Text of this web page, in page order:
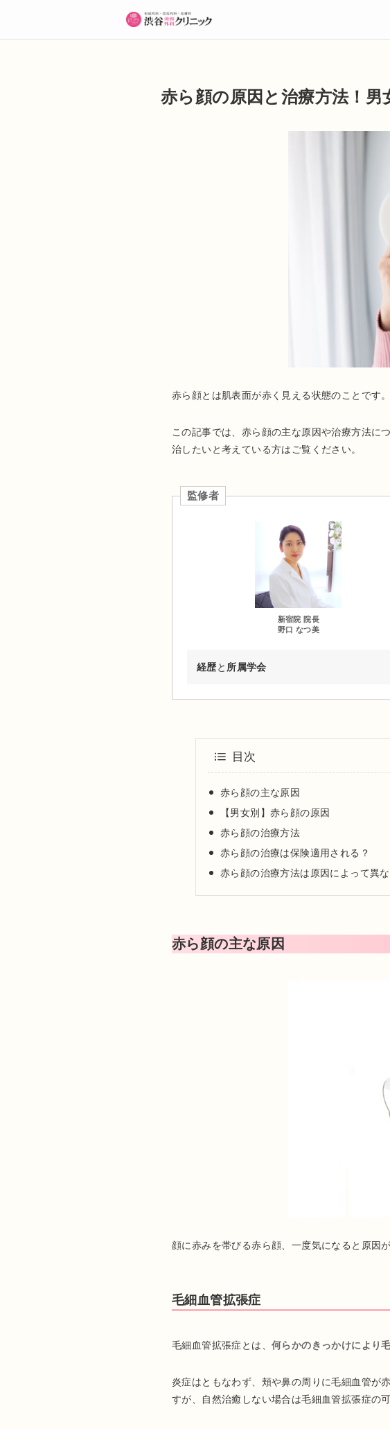
赤ら顔の原因と治療方法！
赤ら顔とは肌表面が赤く見える状態のことです
この記事では、赤ら顔の主な原因や治療方法に
治したいと考えている方はご覧ください。
監修者
新宿院 院長
野口 なつ美
経歴と 所属学会
2010年04月 東京医科歯科大学医学部付属病院 研
2013年09月～都内大手美容外科・皮膚科に勤務
2015年01月 渋谷美容外科クリニック渋谷院 副院
2024年01月 渋谷美容外科クリニック新宿院 院長
目次
赤ら顔の主な原因
【男女別】赤ら顔の原因
赤ら顔の治療方法
赤ら顔の治療は保険適用される？
赤ら顔の治療方法は原因によって異
赤ら顔の主な原因
顔に赤みを帯びる赤ら顔、一度気になると原因
毛細血管拡張症
毛細血管拡張症とは、 何らかのきっかけにより
炎症はともなわず、頬や鼻の周りに毛細血管が
すが、自然治癒しない場合は毛細血管拡張症の